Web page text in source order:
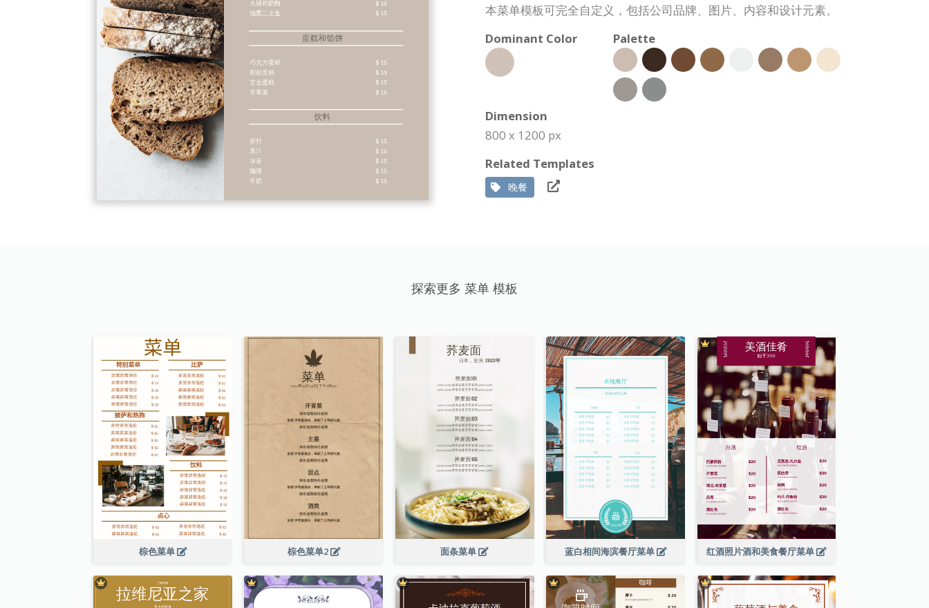
本菜单模板可完全自定义，包括公司品牌、图片、内容和设计元素。
Dominant Color
Palette
Dimension
800 x 1200 px
Related Templates
晚餐
探索更多 菜单 模板
棕色菜单 棕色菜单2 面条菜单 蓝白相间海滨餐厅菜单 红酒照片酒和美食餐厅菜单